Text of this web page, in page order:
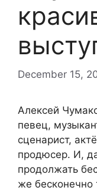
December 15,
Алексей
певец,
сценарист,
продюсер. И,
продолжать
же бесконечно